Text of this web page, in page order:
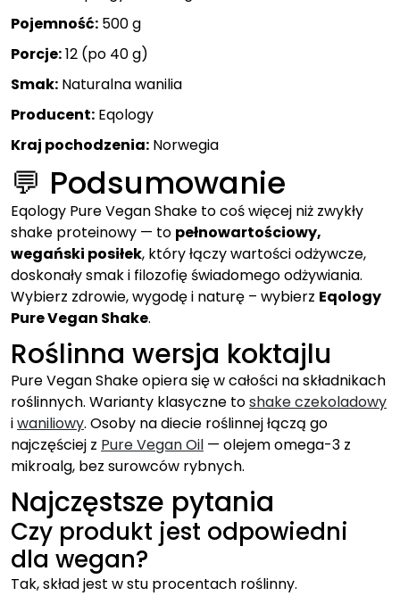
Pojemność: 500 g
Porcje:12 (po 40 g)
Smak: Naturalna wanilia
Producent: Eqology
Kraj pochodzenia: Norwegia
💬 Podsumowanie
Eqology Pure Vegan Shake to coś więcej niż zwykły
shake proteinowy — to pełnowartościowy,
wegański posiłek, który łączy wartości odżywcze,
doskonały smak i filozofię świadomego odżywiania.
Wybierz zdrowie, wygodę i naturę – wybierz Eqology
Pure Vegan Shake.
Roślinna wersja koktajlu
Pure Vegan Shake opiera się w całości na składnikach
roślinnych. Warianty klasyczne toshake czekoladowy
iwaniliowy. Osoby na diecie roślinnej łączą go
najczęściej z Pure Vegan Oil — olejem omega-3 z
mikroalg, bez surowców rybnych.
Najczęstsze pytania
Czy produkt jest odpowiedni
dla wegan?
Tak, skład jest w stu procentach roślinny.